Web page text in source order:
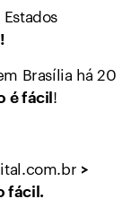
Brasília há 20
é fácil!
>
fácil.